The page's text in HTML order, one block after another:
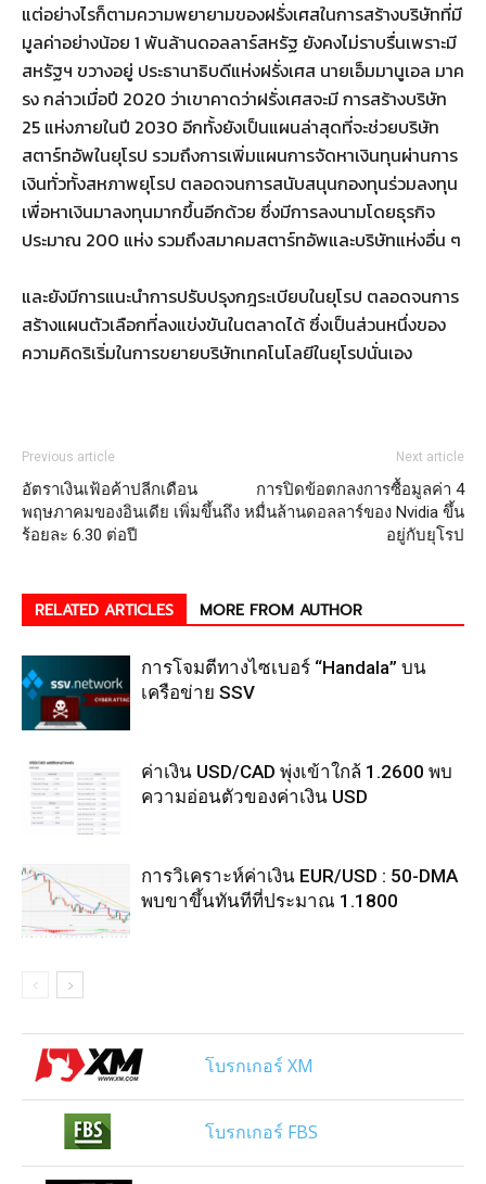
แต่อย่างไรก็ตามความพยายามของฝรั่งเศสในการสร้างบริษัทที่มี
มูลค่าอย่างน้อย 1 พันล้านดอลลาร์สหรัฐ ยังคงไม่ราบรื่นเพราะมี
สหรัฐฯ ขวางอยู่ ประธานาธิบดีแห่งฝรั่งเศส นายเอ็มมานูเอล มาค
รง กล่าวเมื่อปี 2020 ว่าเขาคาดว่าฝรั่งเศสจะมี การสร้างบริษัท
25 แห่งภายในปี 2030 อีกทั้งยังเป็นแผนล่าสุดที่จะช่วยบริษัท
สตาร์ทอัพในยุโรป รวมถึงการเพิ่มแผนการจัดหาเงินทุนผ่านการ
เงินทั่วทั้งสหภาพยุโรป ตลอดจนการสนับสนุนกองทุนร่วมลงทุน
เพื่อหาเงินมาลงทุนมากขึ้นอีกด้วย ซึ่งมีการลงนามโดยธุรกิจ
ประมาณ 200 แห่ง รวมถึงสมาคมสตาร์ทอัพและบริษัทแห่งอื่น ๆ
และยังมีการแนะนำการปรับปรุงกฎระเบียบในยุโรป ตลอดจนการ
สร้างแผนตัวเลือกที่ลงแข่งขันในตลาดได้ ซึ่งเป็นส่วนหนึ่งของ
ความคิดริเริ่มในการขยายบริษัทเทคโนโลยีในยุโรปนั่นเอง
Previous article
อัตราเงินเฟ้อค้าปลีกเดือน
พฤษภาคมของอินเดีย เพิ่มขึ้นถึง
ร้อยละ 6.30 ต่อปี
Next article
การปิดข้อตกลงการซื้อมูลค่า 4
หมื่นล้านดอลลาร์ของ Nvidia ขึ้น
อยู่กับยุโรป
RELATED ARTICLES MORE FROM AUTHOR
การโจมตีทางไซเบอร์ “Handala” บน
เครือข่าย SSV
ค่าเงิน USD/CAD พุ่งเข้าใกล้ 1.2600 พบ
ความอ่อนตัวของค่าเงิน USD
การวิเคราะห์ค่าเงิน EUR/USD : 50-DMA
พบขาขึ้นทันทีที่ประมาณ 1.1800
โบรกเกอร์ XM
โบรกเกอร์ FBS